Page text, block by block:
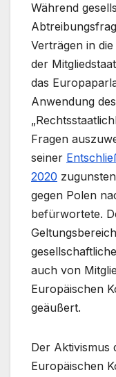
Während
Verträgen in
der
das
Anwendung des
Fragen
seiner
2020
gegen Polen
befürwortete.
auch von
Europäischen
geäußert.
Der Aktivismus
Europäischen